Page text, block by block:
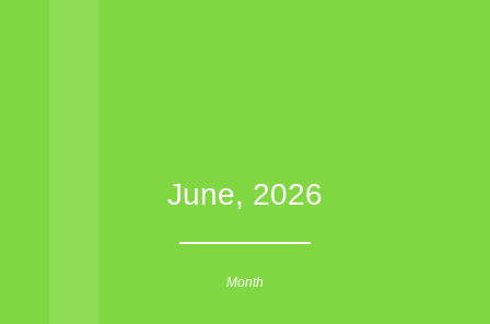
June, 2026
Month